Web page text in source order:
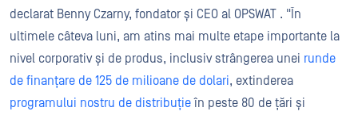
declarat Benny Czarny, fondator și CEO al OPSWAT . "În
ultimele câteva luni, am atins mai multe etape importante la
nivel corporativ și de produs, inclusiv strângerea unei runde
de finanțare de 125 de milioane de dolari, extinderea
programului nostru de distribuțieîn peste 80 de țări și